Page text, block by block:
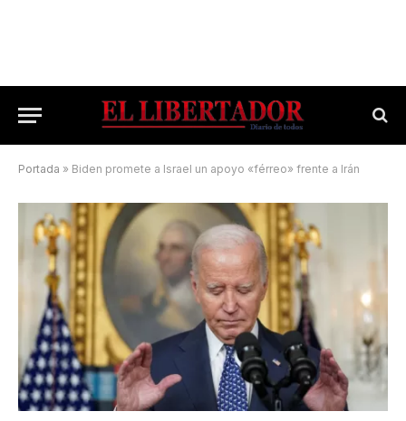
Portada » Biden promete a Israel un apoyo «férreo» frente a Irán